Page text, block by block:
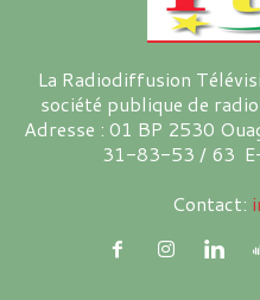
La Radiodiffusion
société publique de
Adresse : 01 BP 2530
31-83-53 / 63
Contact: